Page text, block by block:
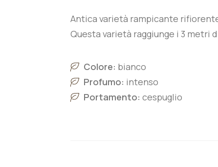
Antica varietà rampicante
Questa varietà raggiunge i 3 metri
Colore: bianco
Profumo: intenso
Portamento: cespuglio